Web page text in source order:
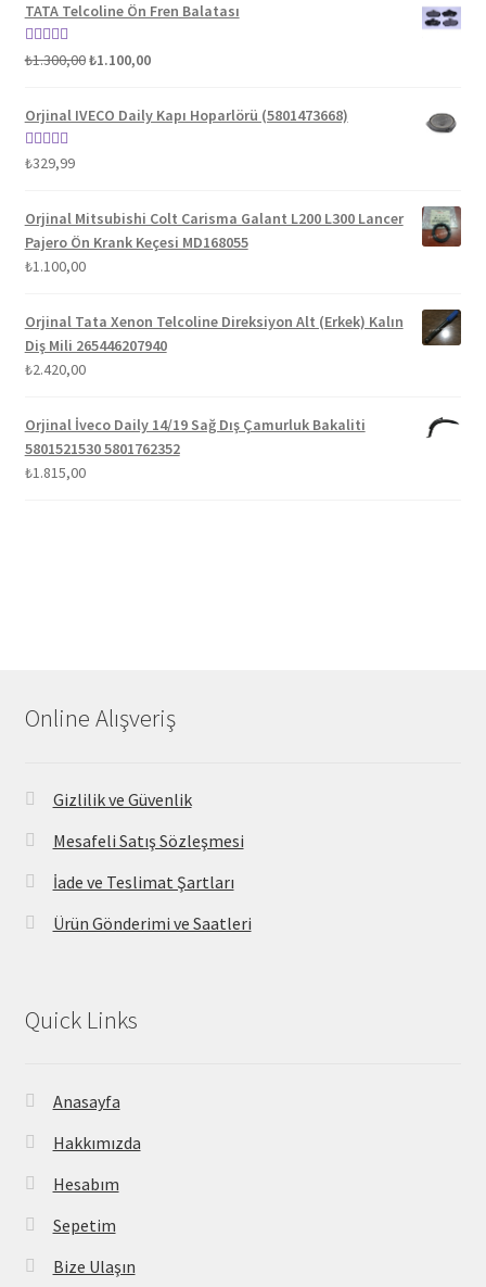
TATA Telcoline Ön Fren Balatası
5 üzerinden
₺1.300,00Orijinal
₺1.300,00.
₺1.100,00Şu
fiyat:
₺1.100,00.
Orjinal IVECO Daily Kapı Hoparlörü (5801473668)
5 üzerinden
₺329,99
Orjinal Mitsubishi Colt Carisma Galant L200 L300 Lancer
Pajero Ön Krank Keçesi MD168055
₺1.100,00
Orjinal Tata Xenon Telcoline Direksiyon Alt (Erkek) Kalın
Diş Mili 265446207940
₺2.420,00
Orjinal İveco Daily 14/19 Sağ Dış Çamurluk Bakaliti
5801521530 5801762352
₺1.815,00
Online Alışveriş
Gizlilik ve Güvenlik
Mesafeli Satış Sözleşmesi
İade ve Teslimat Şartları
Ürün Gönderimi ve Saatleri
Quick Links
Anasayfa
Hakkımızda
Hesabım
Sepetim
Bize Ulaşın